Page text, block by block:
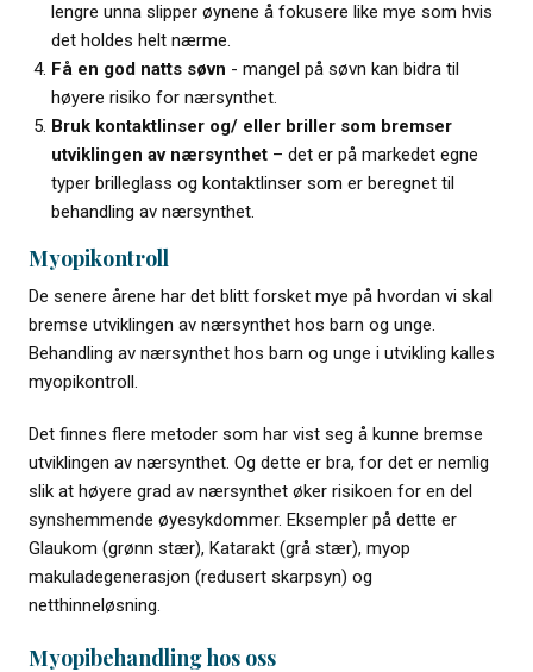
lengre unna slipper øynene å fokusere like mye som hvis
det holdes helt nærme.
Få en god natts søvn - mangel på søvn kan bidra til
høyere risiko for nærsynthet.
Bruk kontaktlinser og/ eller briller som bremser
utviklingen av nærsynthet – det er på markedet egne
typer brilleglass og kontaktlinser som er beregnet til
behandling av nærsynthet.
Myopikontroll
De senere årene har det blitt forsket mye på hvordan vi skal
bremse utviklingen av nærsynthet hos barn og unge.
Behandling av nærsynthet hos barn og unge i utvikling kalles
myopikontroll.
Det finnes flere metoder som har vist seg å kunne bremse
utviklingen av nærsynthet. Og dette er bra, for det er nemlig
slik at høyere grad av nærsynthet øker risikoen for en del
synshemmende øyesykdommer. Eksempler på dette er
Glaukom (grønn stær), Katarakt (grå stær), myop
makuladegenerasjon (redusert skarpsyn) og
netthinneløsning.
Myopibehandling hos oss